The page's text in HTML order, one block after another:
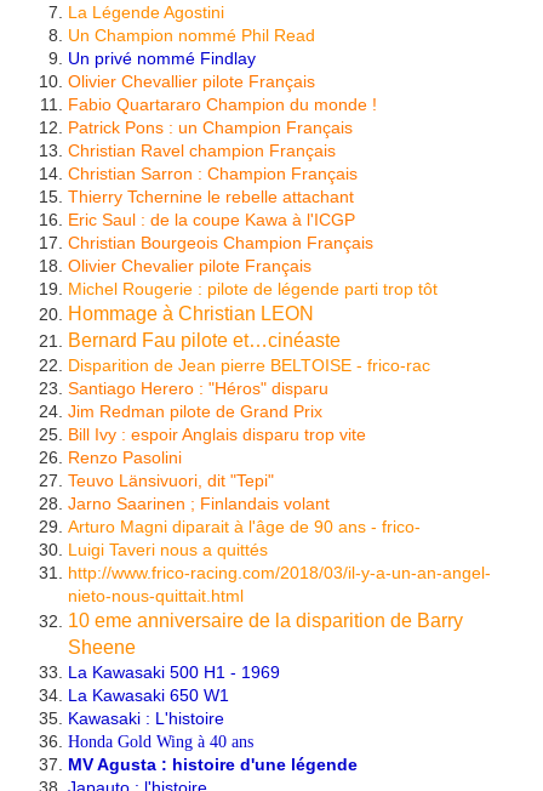
La Légende Agostini
Un Champion nommé Phil Read
Un privé nommé Findlay
Olivier Chevallier pilote Français
Fabio Quartararo Champion du monde !
Patrick Pons : un Champion Français
Christian Ravel champion Français
Christian Sarron : Champion Français
Thierry Tchernine le rebelle attachant
Eric Saul : de la coupe Kawa à l'ICGP
Christian Bourgeois Champion Français
Olivier Chevalier pilote Français
Michel Rougerie : pilote de légende parti trop tôt
Hommage à Christian LEON
Bernard Fau pilote et…cinéaste
Disparition de Jean pierre BELTOISE - frico-rac
Santiago Herero : "Héros" disparu
Jim Redman pilote de Grand Prix
Bill Ivy : espoir Anglais disparu trop vite
Renzo Pasolini
Teuvo Länsivuori, dit "Tepi"
Jarno Saarinen ; Finlandais volant
Arturo Magni diparait à l'âge de 90 ans - frico-
Luigi Taveri nous a quittés
http://www.frico-racing.com/2018/03/il-y-a-un-an-angel-
nieto-nous-quittait.html
10 eme anniversaire de la disparition de Barry
Sheene
La Kawasaki 500 H1 - 1969
La Kawasaki 650 W1
Kawasaki : L'histoire
Honda Gold Wing à 40 ans
MV Agusta : histoire d'une légende
Japauto : l'histoire